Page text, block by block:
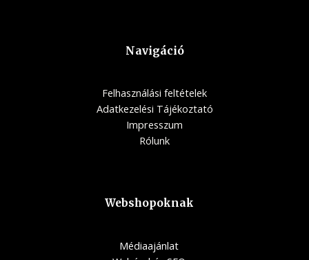
Navigáció
Felhasználási feltételek
Adatkezelési Tájékoztató
Impresszum
Rólunk
Webshopoknak
Médiaajánlat